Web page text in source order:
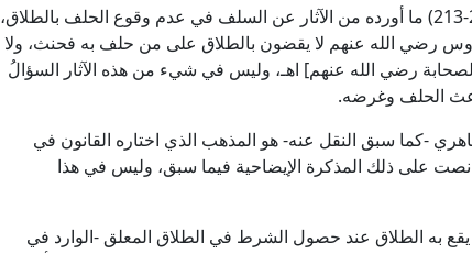
وقد ساق الإمام ابن حزم في "المحلى" (10/ 212-213) ما أورده من الآثار عن السلف في عدم وقوع الحلف بالطلاق،
رضي الله عنهم لا يقضون بالطلاق على من حلف به فحنث، ولا
رضي الله عنهم] اهـ، وليس في شيء من هذه الآثار السؤالُ
الحلف وغرضه.
-كما سبق النقل عنه- هو المذهب الذي اختاره القانون في
نصت على ذلك المذكرة الإيضاحية فيما سبق، وليس في هذا
به الطلاق عند حصول الشرط في الطلاق المعلق -الوارد في